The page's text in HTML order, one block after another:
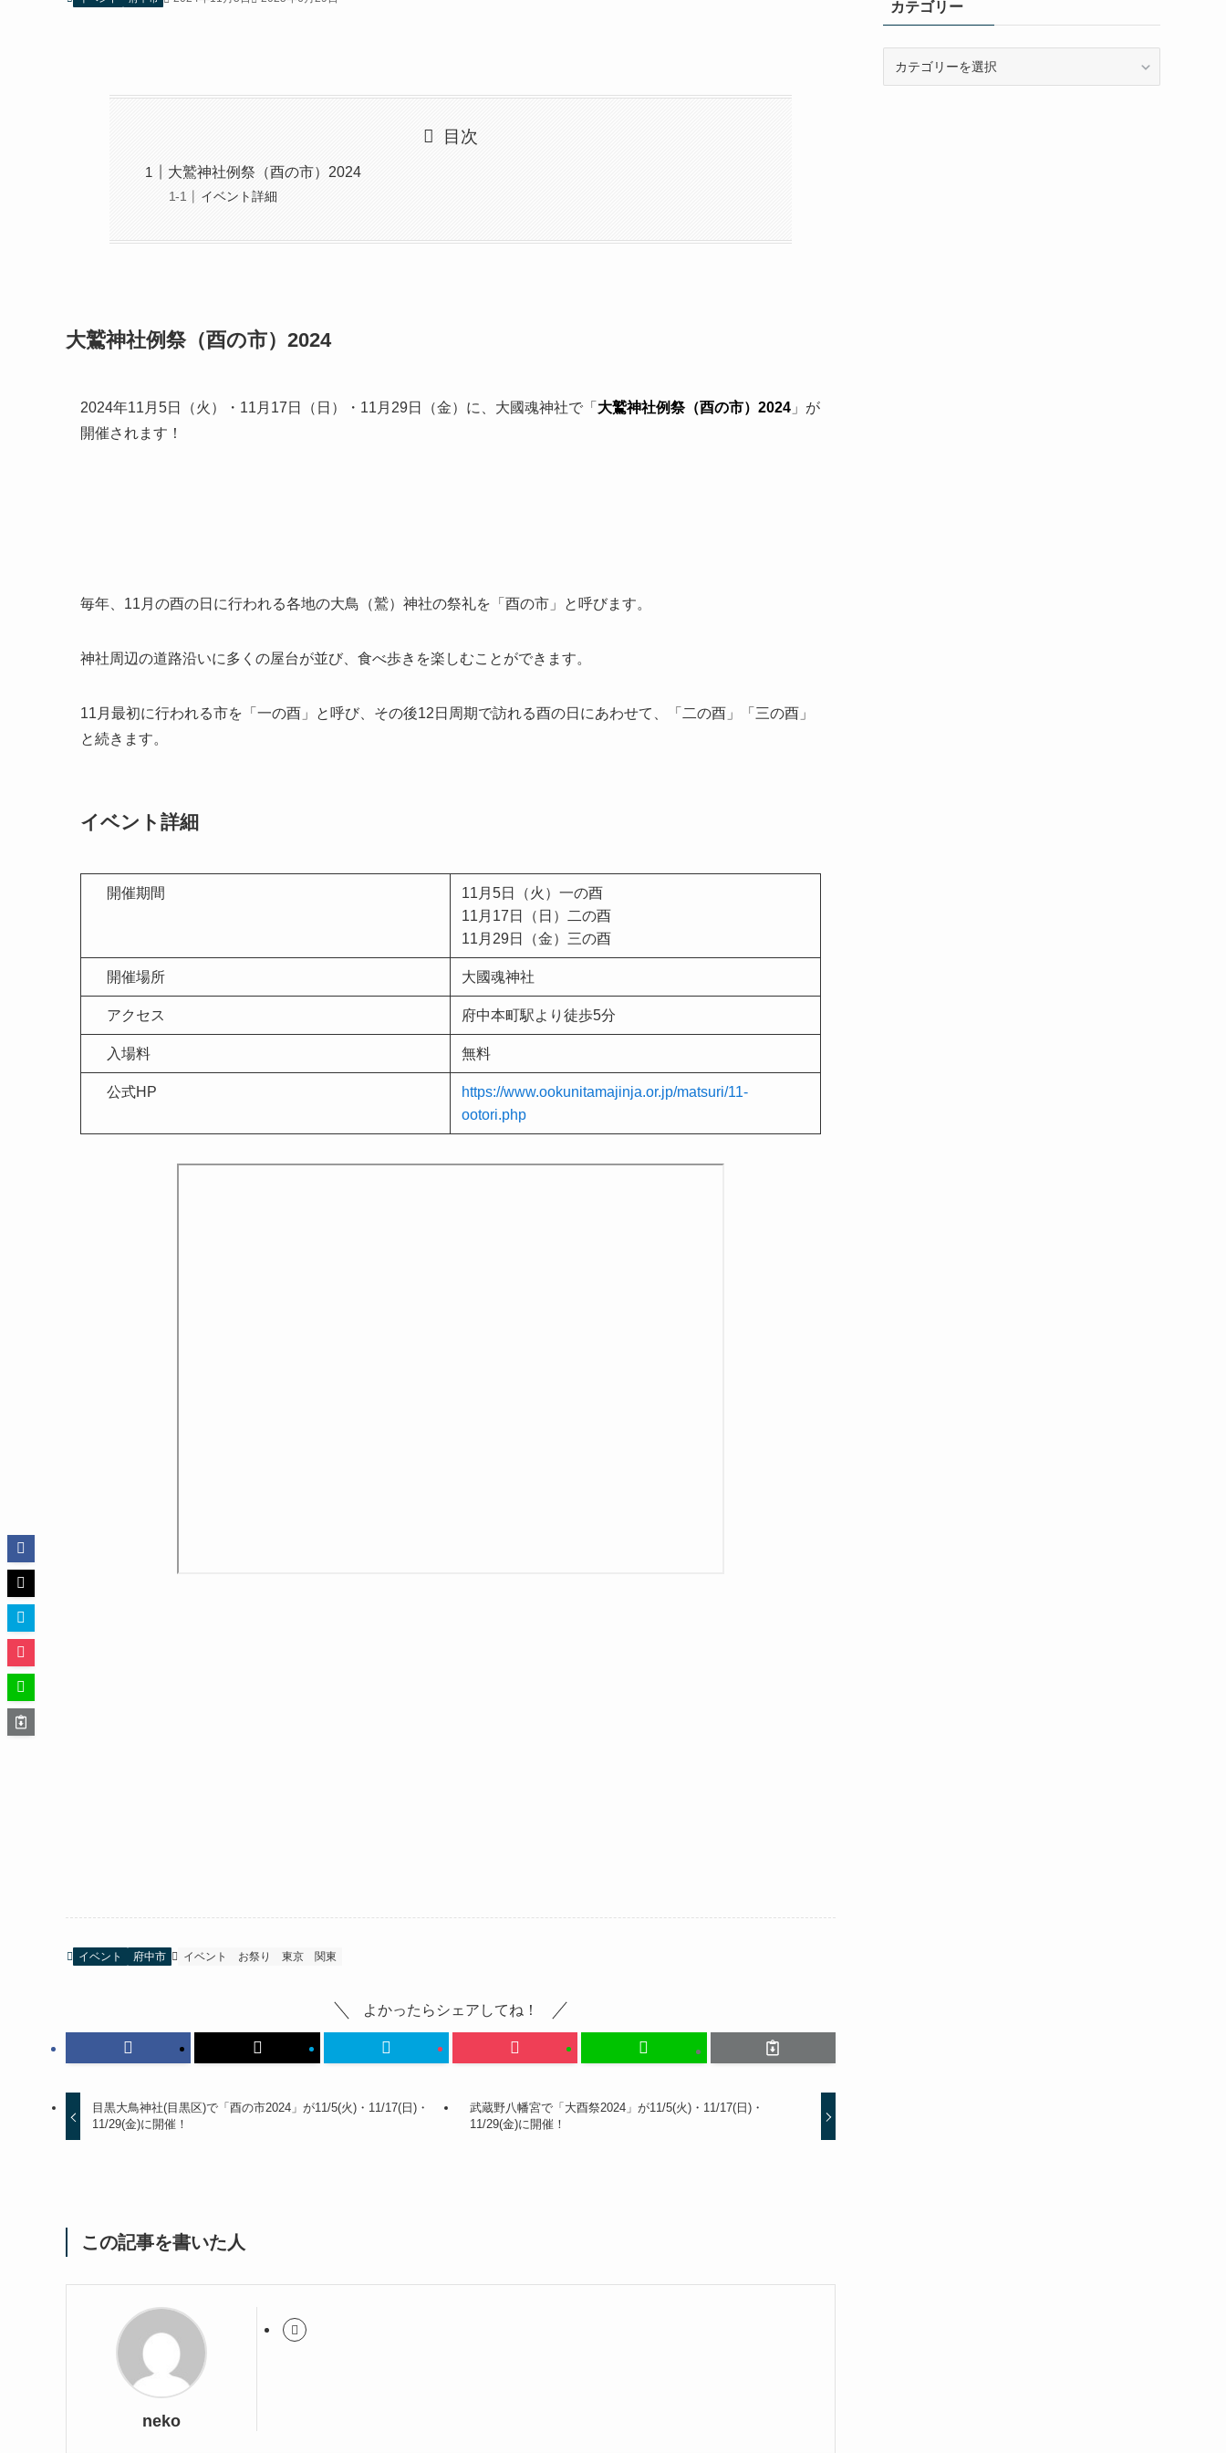
目次
大鷲神社例祭（酉の市）2024
イベント詳細
大鷲神社例祭（酉の市）2024
2024年11月5日（火）・11月17日（日）・11月29日（金）に、大國魂神社で「 大鷲神社例祭（酉の市）2024 」が
開催されます！
毎年、11月の酉の日に行われる各地の大鳥（鷲）神社の祭礼を「酉の市」と呼びます。
神社周辺の道路沿いに多くの屋台が並び、食べ歩きを楽しむことができます。
11月最初に行われる市を「一の酉」と呼び、その後12日周期で訪れる酉の日にあわせて、「二の酉」「三の酉」
と続きます。
イベント詳細
開催期間
11月5日（火）一の酉
11月17日（日）二の酉
11月29日（金）三の酉
開催場所 大國魂神社
アクセス 府中本町駅より徒歩5分
入場料 無料
公式HP
https://www.ookunitamajinja.or.jp/matsuri/11-
ootori.php
イベント 府中市 イベント お祭り 東京 関東
よかったらシェアしてね！
目黒大鳥神社(目黒区)で「酉の市2024」が11/5(火)・11/17(日)・
11/29(金)に開催！
武蔵野八幡宮で「大酉祭2024」が11/5(火)・11/17(日)・
11/29(金)に開催！
この記事を書いた人
neko
カテゴリー